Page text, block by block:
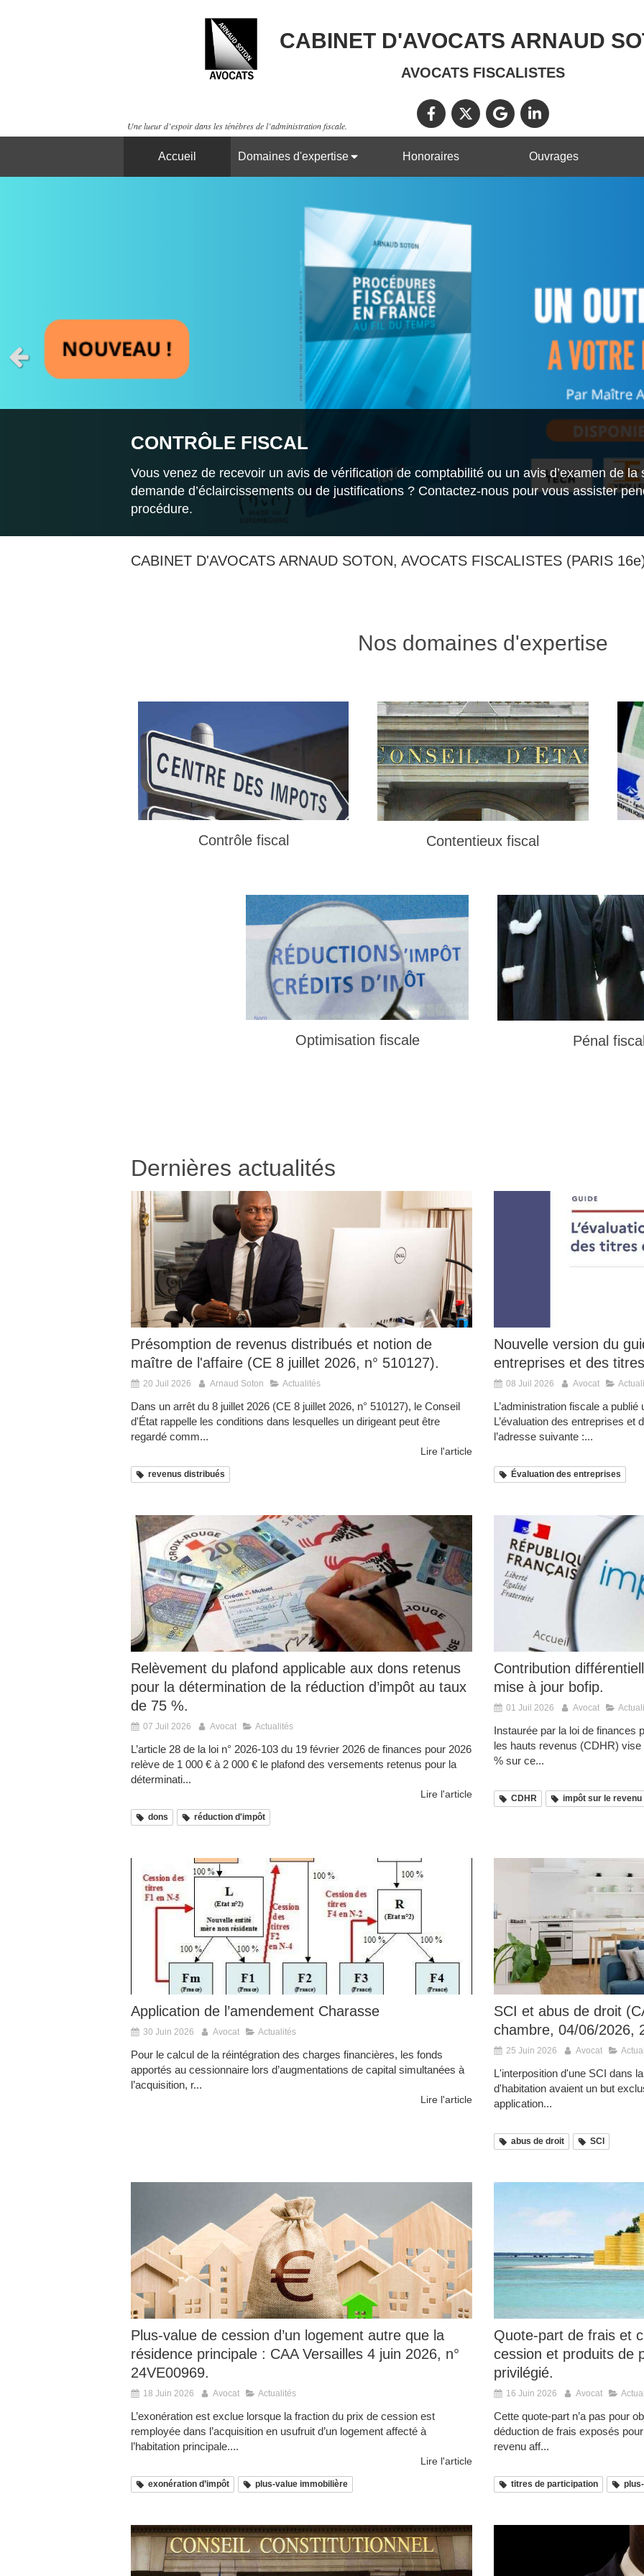
CABINET D'AVOCATS ARNAUD
AVOCATS FISCALISTES
Une lueur d’espoir dans les ténèbres de l’administration fiscale.
Accueil Domaines d'expertise Honoraires Ouvrages
CONTRÔLE FISCAL
Vous venez de recevoir un avis de vérification de comptabilité ou un avis d’examen de
demande d’éclaircissements ou de justifications ? Contactez-nous pour vous assister
procédure.
Slide précédent
CABINET D'AVOCATS ARNAUD SOTON, AVOCATS FISCALISTES (PARIS
Nos domaines d'expertise
Contrôle fiscal Contentieux fiscal
Optimisation fiscale Pénal
Dernières actualités
Présomption de revenus distribués et notion de
maître de l'affaire (CE 8 juillet 2026, n° 510127).
20 Juil 2026 Arnaud Soton Actualités
Dans un arrêt du 8 juillet 2026 (CE 8 juillet 2026, n° 510127), le Conseil
d'État rappelle les conditions dans lesquelles un dirigeant peut être
regardé comm...
Lire l'article
revenus distribués
Nouvelle version du
entreprises et des
08 Juil 2026 Avocat
L’administration fiscale a
L’évaluation des entreprises et
l’adresse suivante :...
Évaluation des entreprises
Relèvement du plafond applicable aux dons retenus
pour la détermination de la réduction d’impôt au taux
de 75 %.
07 Juil 2026 Avocat Actualités
L’article 28 de la loi n° 2026-103 du 19 février 2026 de finances pour 2026
relève de 1 000 € à 2 000 € le plafond des versements retenus pour la
déterminati...
Lire l'article
dons réduction d'impôt
Contribution
mise à jour bofip.
01 Juil 2026 Avocat
Instaurée par la loi de finances
les hauts revenus (CDHR)
% sur ce...
CDHR impôt sur le revenu
Application de l’amendement Charasse
30 Juin 2026 Avocat Actualités
Pour le calcul de la réintégration des charges financières, les fonds
apportés au cessionnaire lors d’augmentations de capital simultanées à
l’acquisition, r...
Lire l'article
SCI et abus de droit
chambre, 04/06/2026,
25 Juin 2026 Avocat
L'interposition d'une SCI dans
d'habitation avaient un but
application...
abus de droit SCI
Plus-value de cession d’un logement autre que la
résidence principale : CAA Versailles 4 juin 2026, n°
24VE00969.
18 Juin 2026 Avocat Actualités
L’exonération est exclue lorsque la fraction du prix de cession est
remployée dans l’acquisition en usufruit d’un logement affecté à
l’habitation principale....
Lire l'article
exonération d’impôt plus-value immobilière
Quote-part de frais et
cession et produits de
privilégié.
16 Juin 2026 Avocat
Cette quote-part n’a pas pour
déduction de frais exposés
revenu aff...
titres de participation